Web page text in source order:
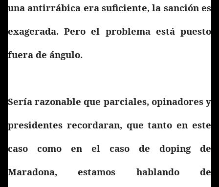
una antirrábica era suficiente, la sanción es
exagerada. Pero el problema está puesto
fuera de ángulo.
Sería razonable que parciales, opinadores y
presidentes recordaran, que tanto en este
caso como en el caso de doping de
Maradona, estamos hablando de